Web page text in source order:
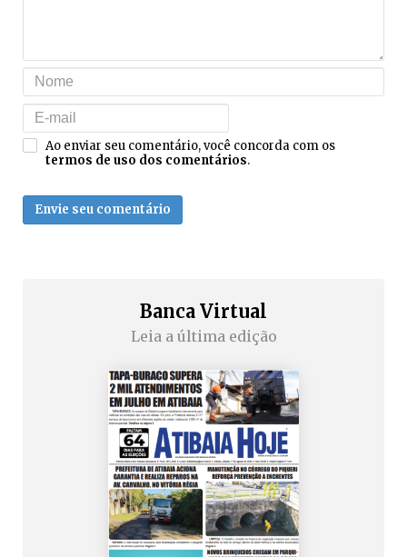
Ao enviar seu comentário, você concorda com os
termos de uso dos comentários.
Envie seu comentário
Banca Virtual
Leia a última edição